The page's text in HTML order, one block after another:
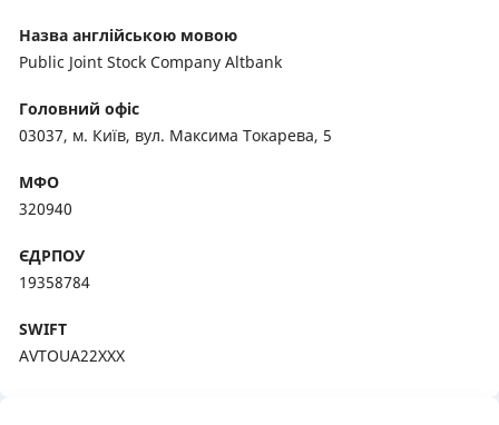
Назва англійською мовою
Public Joint Stock Company Altbank
Головний офіс
03037, м. Київ, вул. Максима Токарева, 5
МФО
320940
ЄДРПОУ
19358784
SWIFT
AVTOUA22XXX